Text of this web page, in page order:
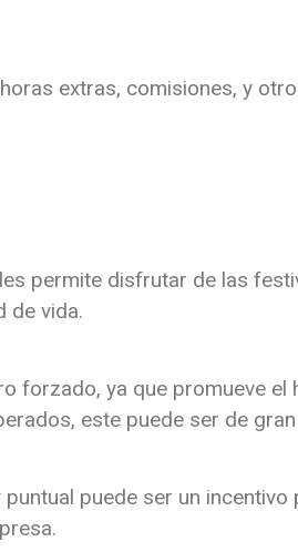
extras, comisiones, y
permite disfrutar de las
de vida.
forzado, ya que promueve el
este puede ser de gran
puede ser un incentivo